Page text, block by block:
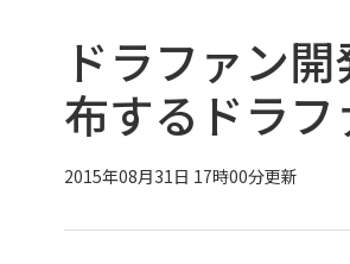
ドラファン
布するドラフ
2015年08月31日 17時00分更新